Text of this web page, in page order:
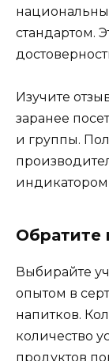
стандартом.
Изучите
заранее
и группы.
Обратите
Выбирайте
опытом в
напитков.
количество
продуктов